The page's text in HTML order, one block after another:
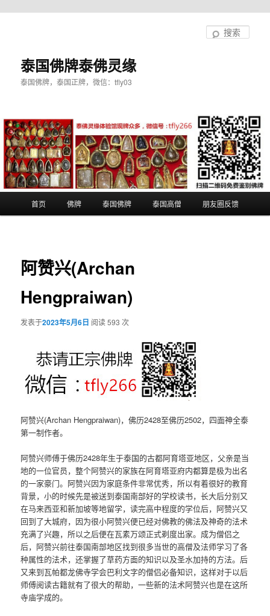
泰国佛牌泰佛灵缘
泰国佛牌，泰国正牌，微信：tfly03
首页 佛牌 泰国佛牌 泰国高僧 朋友圈反馈
阿赞兴(Archan
Hengpraiwan)
发表于2023年5月6日 阅读 593 次
阿赞兴(Archan Hengpraiwan)，佛历2428至佛历2502，四面神全泰
第一制作者。
阿赞兴师傅于佛历2428年生于泰国的古都阿育塔亚地区，父亲是当
地的一位官员，整个阿赞兴的家族在阿育塔亚府内都算是极为出名
的一家豪门。阿赞兴因为家庭条件非常优秀，所以有着很好的教育
背景，小的时候先是被送到泰国南部好的学校读书，长大后分别又
在马来西亚和新加坡等地留学，读完高中程度的学位后，阿赞兴又
回到了大城府，因为很小阿赞兴便已经对佛教的佛法及神奇的法术
充满了兴趣，所以之后便在瓦素万颂正式剃度出家。成为僧侣之
后，阿赞兴前往泰国南部地区找到很多当世的高僧及法师学习了各
种属性的法术，还掌握了草药方面的知识以及圣水加持的方法。后
又来到瓦帕都龙佛寺学会巴利文字的僧侣必备知识，这样对于以后
师傅阅读古籍就有了很大的帮助，一些新的法术阿赞兴也是在这所
寺庙学成的。